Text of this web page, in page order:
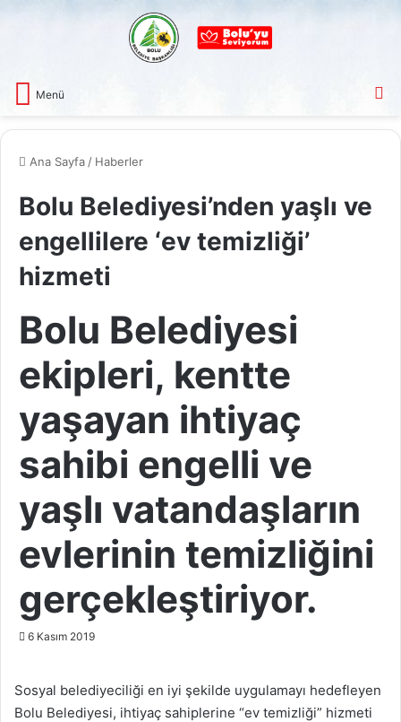
Menü
Ana Sayfa / Haberler
Bolu Belediyesi’nden yaşlı ve
engellilere ‘ev temizliği’
hizmeti
Bolu Belediyesi
ekipleri, kentte
yaşayan ihtiyaç
sahibi engelli ve
yaşlı vatandaşların
evlerinin temizliğini
gerçekleştiriyor.
6 Kasım 2019
Sosyal belediyeciliği en iyi şekilde uygulamayı hedefleyen
Bolu Belediyesi, ihtiyaç sahiplerine “ev temizliği” hizmeti